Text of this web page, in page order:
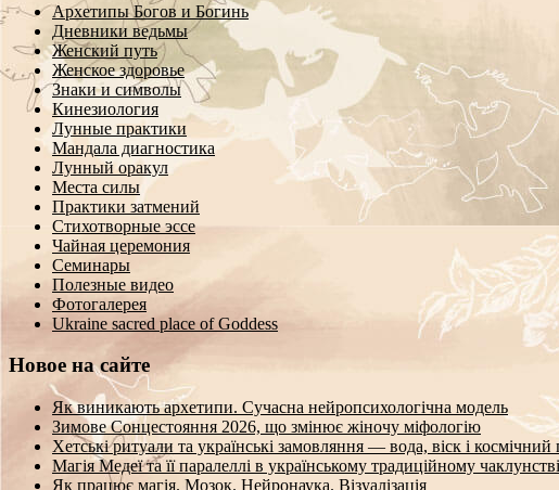
Архетипы Богов и Богинь
Дневники ведьмы
Женский путь
Женское здоровье
Знаки и символы
Кинезиология
Лунные практики
Мандала диагностика
Лунный оракул
Места силы
Практики затмений
Стихотворные эссе
Чайная церемония
Семинары
Полезные видео
Фотогалерея
Ukraine sacred place of Goddess
Новое на сайте
Як виникають архетипи. Сучасна нейропсихологічна модель
Зимове Сонцестояння 2026, що змінює жіночу міфологію
Хетські ритуали та українські замовляння — вода, віск і космічний
Магія Медеї та її паралеллі в українському традиційному чаклунстві
Як працює магія. Мозок. Нейронаука. Візуалізація